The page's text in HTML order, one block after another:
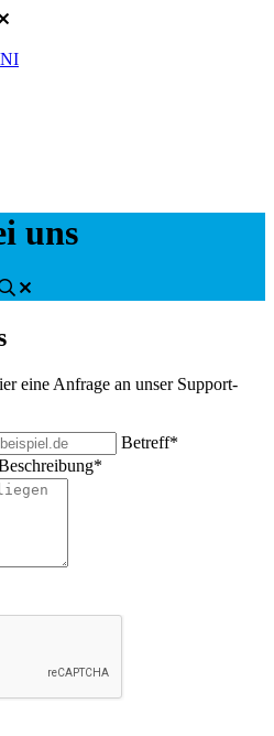
uns
eine Anfrage an unser Support-
Betreff*